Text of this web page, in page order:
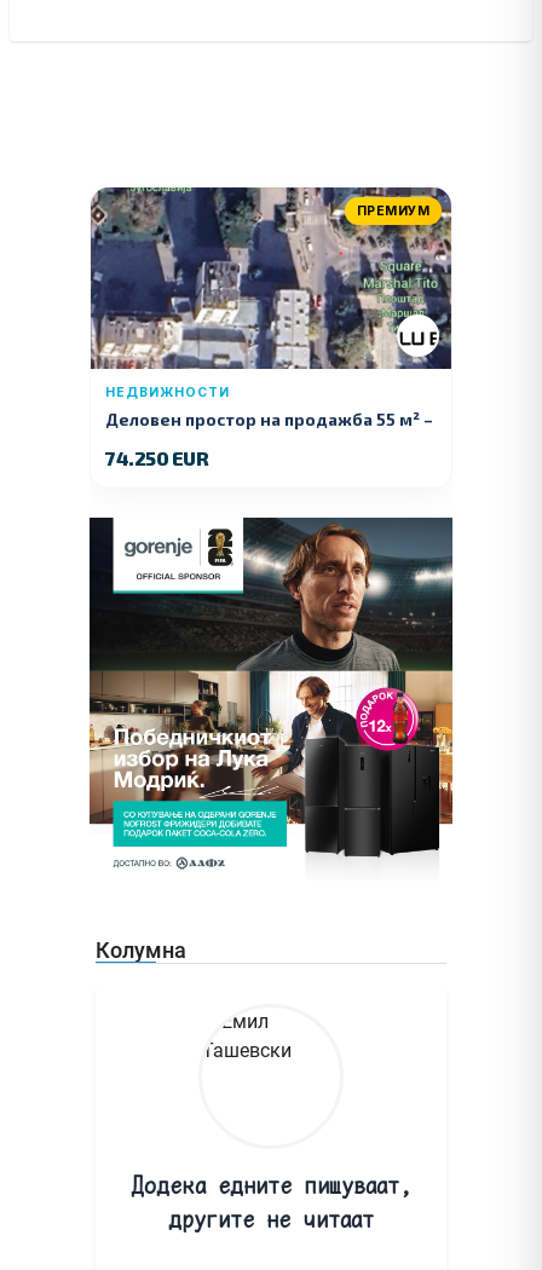
ПРЕМИУМ
НЕДВИЖНОСТИ
Деловен простор на продажба 55 м² –
74.250 EUR
Колумна
Додека едните пишуваат,
другите не читаат